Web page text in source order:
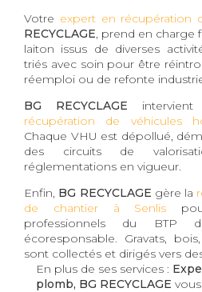
Votre expert en récupération
RECYCLAGE, prend en charge
laiton issus de diverses
triés avec soin pour être
réemploi ou de refonte
BG RECYCLAGE
récupération de véhicules
Chaque VHU est dépollué,
des circuits de
réglementations en vigueur.
Enfin, BG RECYCLAGE gère la
de chantier à Senlis
professionnels du BTP
écoresponsable. Gravats,
sont collectés et dirigés vers
En plus de ses services :
plomb, BG RECYCLAGE